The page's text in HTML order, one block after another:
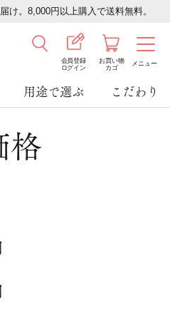
け。8,000円以上購入で送料無料。
会員登録
ログイン
お買い物
カゴ
メニュー
用途で選ぶ こだわり
格